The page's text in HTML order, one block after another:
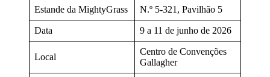
Estande da MightyGrass N.º 5-321, Pavilhão 5
Data 9 a 11 de junho de 2026
Local
Centro de Convenções
Gallagher